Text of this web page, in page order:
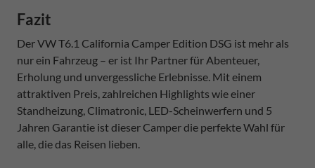
Fazit
Der VW T6.1 California Camper Edition DSG ist mehr als
nur ein Fahrzeug – er ist Ihr Partner für Abenteuer,
Erholung und unvergessliche Erlebnisse. Mit einem
attraktiven Preis, zahlreichen Highlights wie einer
Standheizung, Climatronic, LED-Scheinwerfern und 5
Jahren Garantie ist dieser Camper die perfekte Wahl für
alle, die das Reisen lieben.